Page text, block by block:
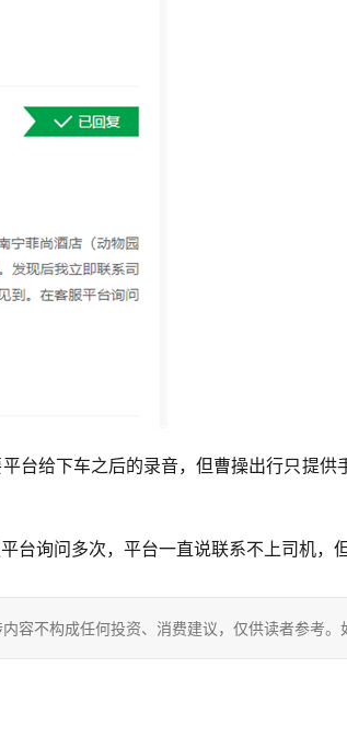
台给下车之后的录音，但曹操出行只提
询问多次，平台一直说联系不上司机，
容不构成任何投资、消费建议，仅供读者参考。